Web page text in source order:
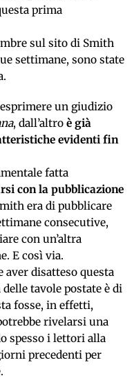
prima
sul sito di Smith
settimane, sono state
un giudizio
, dall’altro è già
evidenti fin
fatta
con la pubblicazione
era di pubblicare
consecutive,
con un’altra
E così via.
aver disatteso questa
tavole postate è di
fosse, in effetti,
rivelarsi una
spesso i lettori alla
precedenti per